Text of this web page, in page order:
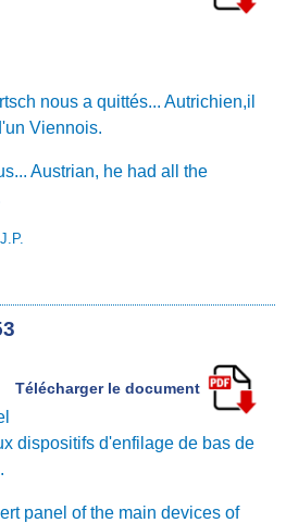
nous a quittés... Autrichien,il
Viennois.
Austrian, he had all the
Télécharger le document
dispositifs d'enfilage de bas de
panel of the main devices of